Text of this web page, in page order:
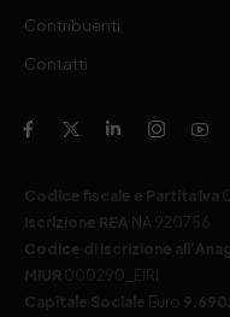
Contribuenti
Contatti
Codice fiscale e Partita Iva
Iscrizione REA NA 920756
Codice di iscrizione
MIUR 000290_EIRI
Capitale Sociale Euro